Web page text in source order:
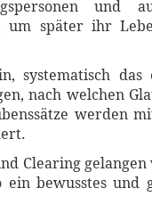
und
um später ihr
systematisch das
nach welchen
werden
Clearing
bewusstes und